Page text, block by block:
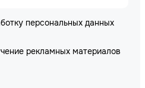
персональных данных
рекламных материалов